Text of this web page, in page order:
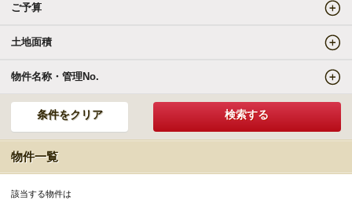
ご予算
土地面積
物件名称・管理No.
物件一覧
該当する物件は
リゾートSTYLE
リゾートに関する様々なお役立ち情報をお届け